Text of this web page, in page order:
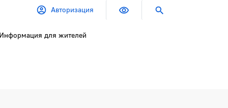
Авторизация
Информация для жителей